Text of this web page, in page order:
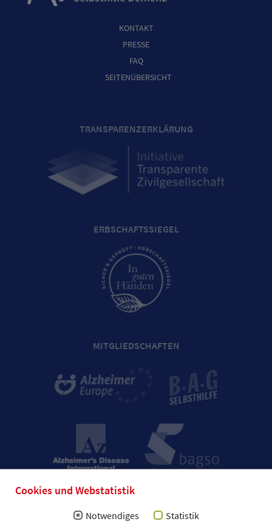
Cookies und Webstatistik
Notwendiges Statistik
KONTAKT
PRESSE
FAQ
SEITENÜBERSICHT
TRANSPARENZERKLÄRUNG
ERBSCHAFTSSIEGEL
MITGLIEDSCHAFTEN